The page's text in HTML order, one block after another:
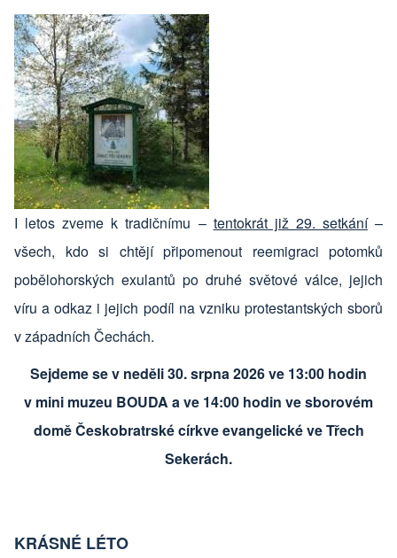
I letos zveme k tradičnímu – tentokrát již 29. setkání–
všech, kdo si chtějí připomenout reemigraci potomků
pobělohorských exulantů po druhé světové válce, jejich
víru a odkaz i jejich podíl na vzniku protestantských sborů
v západních Čechách.
Sejdeme se v neděli 30. srpna 2026 ve 13:00 hodin
v mini muzeu BOUDA a ve 14:00 hodin ve sborovém
domě Českobratrské církve evangelické ve Třech
Sekerách.
KRÁSNÉ LÉTO